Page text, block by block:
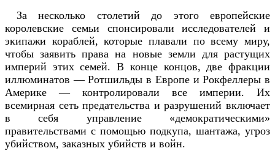
За несколько столетий до этого европейские
королевские семьи спонсировали исследователей и
экипажи кораблей, которые плавали по всему миру,
чтобы заявить права на новые земли для растущих
империй этих семей. В конце концов, две фракции
иллюминатов — Ротшильды в Европе и Рокфеллеры в
Америке — контролировали все империи. Их
всемирная сеть предательства и разрушений включает
в себя управление «демократическими»
правительствами с помощью подкупа, шантажа, угроз
убийством, заказных убийств и войн.